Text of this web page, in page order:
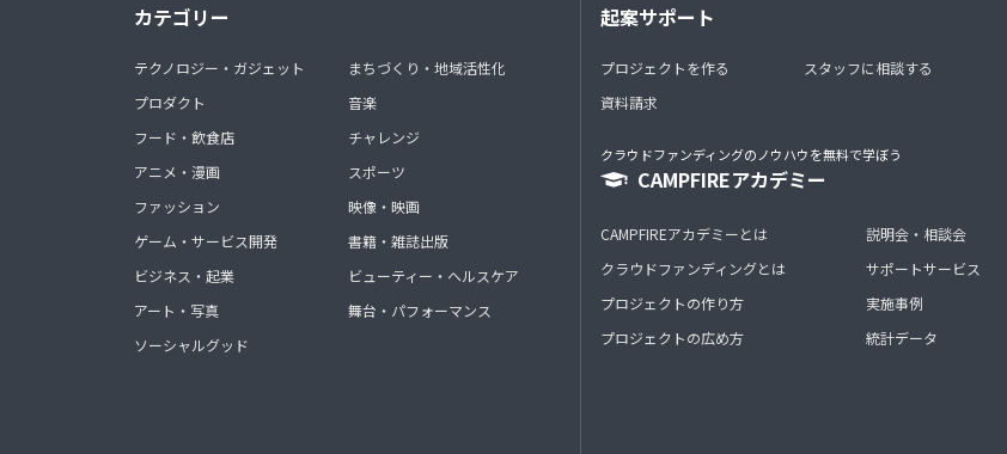
カテゴリー
テクノロジー・ガジェット
プロダクト
フード・飲食店
アニメ・漫画
ファッション
ゲーム・サービス開発
ビジネス・起業
アート・写真
ソーシャルグッド
まちづくり・地域活性化
音楽
チャレンジ
スポーツ
映像・映画
書籍・雑誌出版
ビューティー・ヘルスケア
舞台・パフォーマンス
起案サポート
プロジェクトを作る
資料請求
スタッフに相談する
クラウドファンディングのノウハウを無料で学ぼう
CAMPFIREアカデミー
CAMPFIREアカデミーとは
クラウドファンディングとは
プロジェクトの作り方
プロジェクトの広め方
説明会・相談会
サポートサービス
実施事例
統計データ